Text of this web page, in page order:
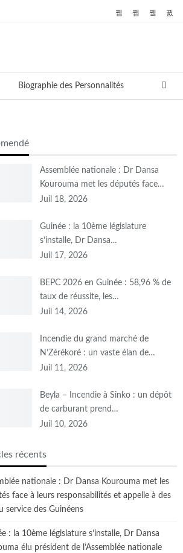
Biographie des Personnalités
Assemblée nationale : Dr Dansa
Kourouma met les députés face…
Juil 18, 2026
Guinée : la 10ème législature
s’installe, Dr Dansa…
Juil 17, 2026
BEPC 2026 en Guinée : 58,96 % de
taux de réussite, les…
Juil 14, 2026
Incendie du grand marché de
N’Zérékoré : un vaste élan de…
Juil 11, 2026
Beyla – Incendie à Sinko : un dépôt
de carburant prend…
Juil 10, 2026
récents
nationale : Dr Dansa Kourouma met les
face à leurs responsabilités et appelle à des
service des Guinéens
: la 10ème législature s’installe, Dr Dansa
élu président de l’Assemblée nationale